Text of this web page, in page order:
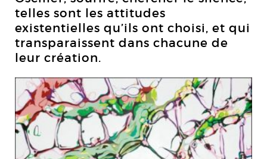
telles sont les attitudes
existentielles qu’ils ont choisi, et qui
transparaissent dans chacune de
leur création.